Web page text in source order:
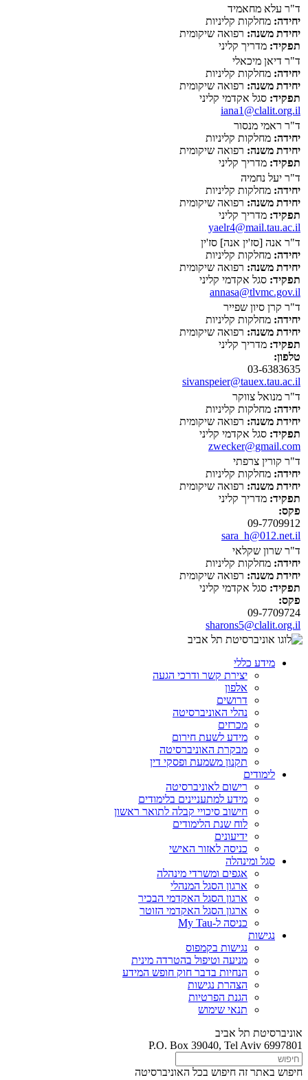
ד"ר עלא מחאמיד
יחידה: מחלקות קליניות
יחידת משנה: רפואה שיקומית
תפקיד: מדריך קליני
ד"ר דיאן מיכאלי
יחידה: מחלקות קליניות
יחידת משנה: רפואה שיקומית
תפקיד: סגל אקדמי קליני
iana1@clalit.org.il
ד"ר ראמי מנסור
יחידה: מחלקות קליניות
יחידת משנה: רפואה שיקומית
תפקיד: מדריך קליני
ד"ר יעל נחמיה
יחידה: מחלקות קליניות
יחידת משנה: רפואה שיקומית
תפקיד: מדריך קליני
yaelr4@mail.tau.ac.il
ד"ר אנה [סז'ין אנה] סז'ין
יחידה: מחלקות קליניות
יחידת משנה: רפואה שיקומית
תפקיד: סגל אקדמי קליני
annasa@tlvmc.gov.il
ד"ר קרן סיון שפייר
יחידה: מחלקות קליניות
יחידת משנה: רפואה שיקומית
תפקיד: מדריך קליני
טלפון:
03-6383635
sivanspeier@tauex.tau.ac.il
ד"ר מנואל צווקר
יחידה: מחלקות קליניות
יחידת משנה: רפואה שיקומית
תפקיד: סגל אקדמי קליני
zwecker@gmail.com
ד"ר קורין צרפתי
יחידה: מחלקות קליניות
יחידת משנה: רפואה שיקומית
תפקיד: מדריך קליני
פקס:
09-7709912
sara_h@012.net.il
ד"ר שרון שקלאי
יחידה: מחלקות קליניות
יחידת משנה: רפואה שיקומית
תפקיד: סגל אקדמי קליני
פקס:
09-7709724
sharons5@clalit.org.il
מידע כללי
יצירת קשר ודרכי הגעה
אלפון
דרושים
נהלי האוניברסיטה
מכרזים
מידע לשעת חירום
מבקרת האוניברסיטה
תקנון משמעת ופסקי דין
לימודים
רישום לאוניברסיטה
מידע למתעניינים בלימודים
חישוב סיכויי קבלה לתואר ראשון
לוח שנת הלימודים
ידיעונים
כניסה לאזור האישי
סגל ומינהלה
אגפים ומשרדי מינהלה
ארגון הסגל המנהלי
ארגון הסגל האקדמי הבכיר
ארגון הסגל האקדמי הזוטר
כניסה ל-My Tau
נגישות
נגישות בקמפוס
מניעה וטיפול בהטרדה מינית
הנחיות בדבר חוק חופש המידע
הצהרת נגישות
הגנת הפרטיות
תנאי שימוש
אוניברסיטת תל אביב
P.O. Box 39040, Tel Aviv 6997801
חיפוש באתר זה חיפוש בכל האוניברסיטה